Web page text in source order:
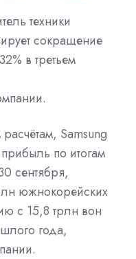
техники
сокращение
в третьем
Samsung
по итогам
сентября,
южнокорейских
с 15,8 трлн вон
года,